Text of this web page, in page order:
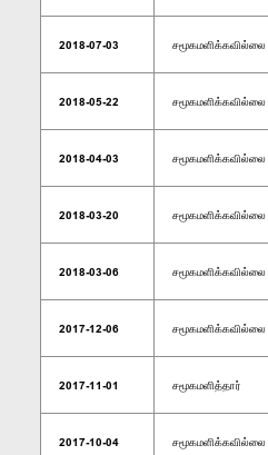
2018-07-03 சமூகமளிக்கவில்லை
2018-05-22 சமூகமளிக்கவில்லை
2018-04-03 சமூகமளிக்கவில்லை
2018-03-20 சமூகமளிக்கவில்லை
2018-03-06 சமூகமளிக்கவில்லை
2017-12-06 சமூகமளிக்கவில்லை
2017-11-01 சமூகமளித்தார்
2017-10-04 சமூகமளிக்கவில்லை